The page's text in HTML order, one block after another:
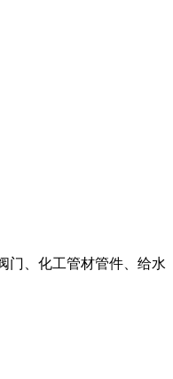
门、化工管材管件、给水